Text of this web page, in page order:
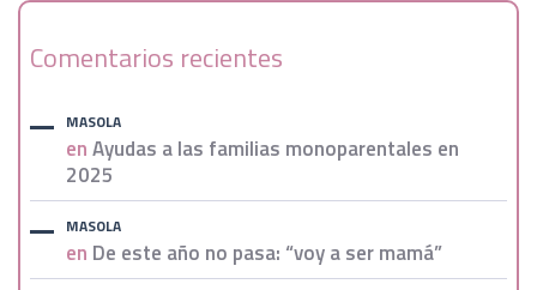
Comentarios recientes
MASOLA
enAyudas a las familias monoparentales en
2025
MASOLA
en De este año no pasa: “voy a ser mamá”